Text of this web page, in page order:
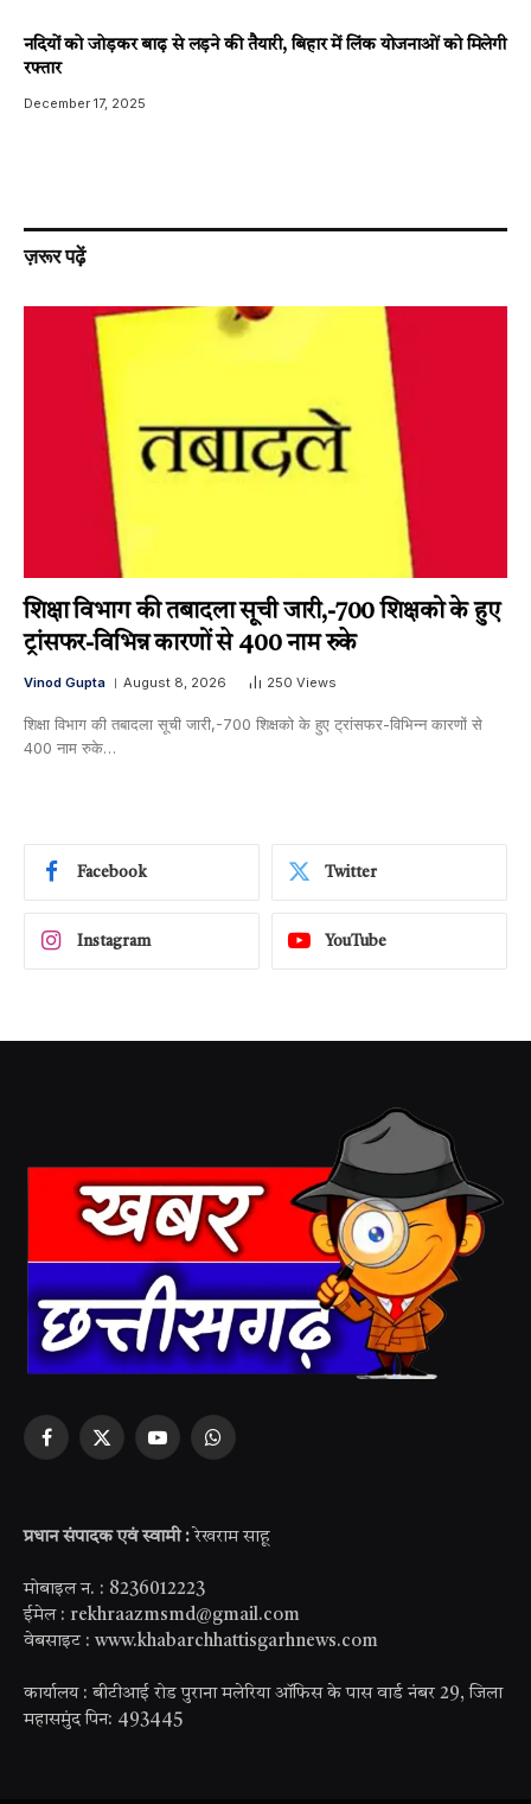
नदियों को जोड़कर बाढ़ से लड़ने की तैयारी, बिहार में लिंक योजनाओं को मिलेगी
रफ्तार
December 17, 2025
ज़रूर पढ़ें
शिक्षा विभाग की तबादला सूची जारी,-700 शिक्षको के हुए
ट्रांसफर-विभिन्न कारणों से 400 नाम रुके
Vinod Gupta August 8, 2026 250 Views
शिक्षा विभाग की तबादला सूची जारी,-700 शिक्षको के हुए ट्रांसफर-विभिन्न कारणों से
400 नाम रुके…
Facebook Twitter
Instagram YouTube
Facebook
X
YouTubeWhatsApp
प्रधान संपादक एवं स्वामी : रेखराम साहू
मोबाइल न. : 8236012223
ईमेल : rekhraazmsmd@gmail.com
वेबसाइट : www.khabarchhattisgarhnews.com
कार्यालय : बीटीआई रोड पुराना मलेरिया ऑफिस के पास वार्ड नंबर 29, जिला
महासमुंद पिन: 493445